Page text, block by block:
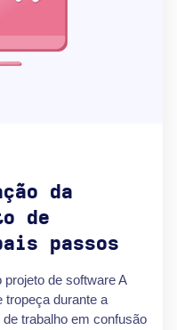
da
de
passos
de software A
tropeça durante a
trabalho em confusão